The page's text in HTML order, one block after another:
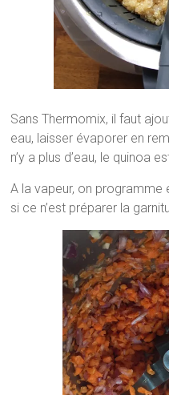
Sans Thermomix, il faut
eau, laisser évaporer en
n’y a plus d’eau, le quinoa
A la vapeur, on programme
si ce n’est préparer la